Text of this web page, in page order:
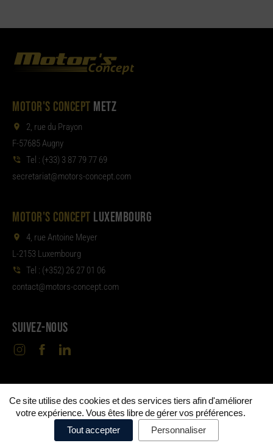
MOTOR'S CONCEPT METZ
2, rue du Prayon
F-57685 Augny
Tel : (+33) 3 87 79 77 69
moc.tpecnoc-sro
tom@tair
aterces
MOTOR'S CONCEPT LUXEMBOURG
4, rue Antoine Meyer
L-2153 Luxembourg
Tel : (+352) 26 27 01 06
moc.tpecnoc-sro
tom@tcat
noc
SUIVEZ-NOUS
©Motor's Concept Metz & Luxembourg •
Mentions
Politique de confidentialité • Politique de cookies
Préférences de cookies
Ce site utilise des cookies et des services tiers afin d'améliorer
votre expérience. Vous êtes libre de gérer vos préférences.
Tout accepter
Personnaliser